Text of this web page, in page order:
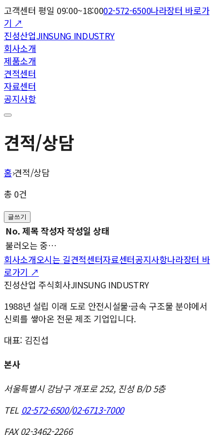
고객센터 평일 09:00~18:0002-572-6500나라장터 바로가
기 ↗
진성산업JINSUNG INDUSTRY
회사소개
제품소개
견적센터
자료센터
공지사항
견적/상담
홈›견적/상담
총 0건
글쓰기
No. 제목 작성자작성일 상태
불러오는 중…
회사소개오시는 길견적센터자료센터공지사항나라장터 바
로가기 ↗
진성산업 주식회사JINSUNG INDUSTRY
1988년 설립 이래 도로 안전시설물·금속 구조물 분야에서
신뢰를 쌓아온 전문 제조 기업입니다.
대표: 김진섭
본사
서울특별시 강남구 개포로 252, 진성 B/D 5층
TEL 02-572-6500/02-6713-7000
FAX02-3462-2266